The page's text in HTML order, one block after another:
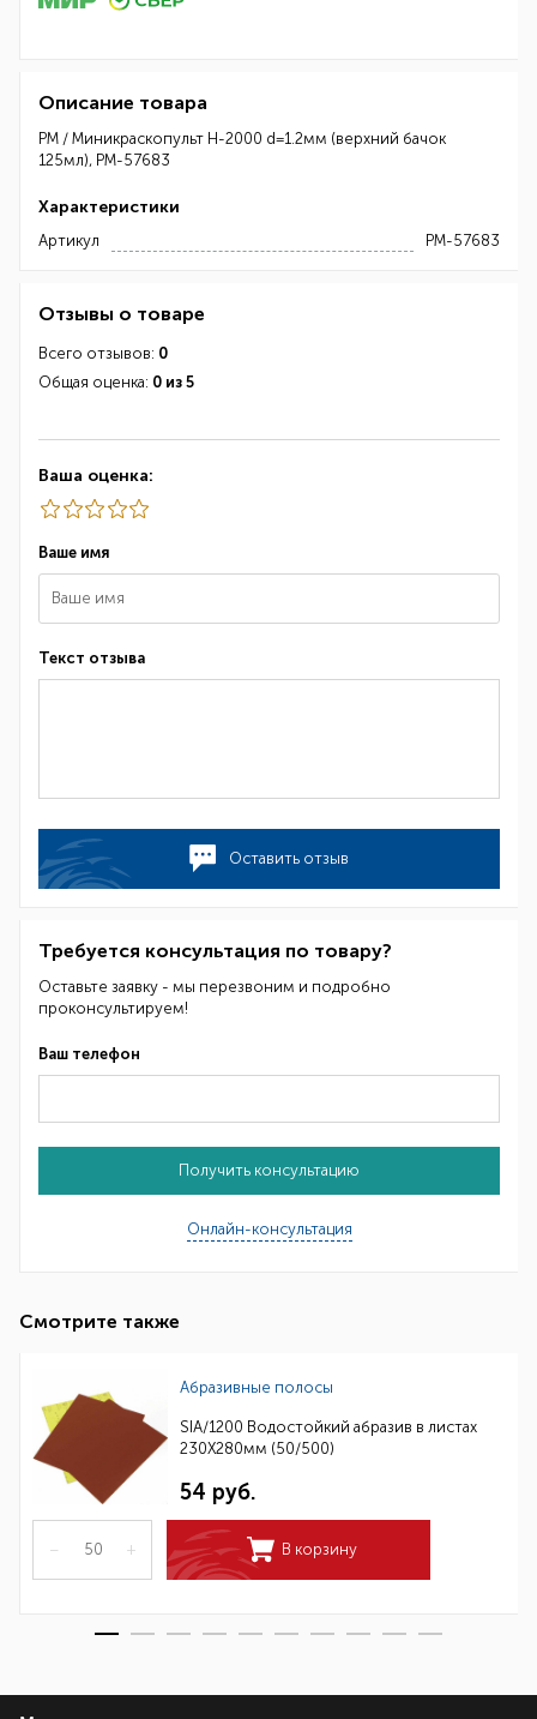
Описание товара
РМ / Миникраскопульт H-2000 d=1.2мм (верхний бачок
125мл), РМ-57683
Характеристики
Артикул РМ-57683
Отзывы о товаре
Всего отзывов: 0
Общая оценка: 0 из 5
Ваша оценка:
Ваше имя
Текст отзыва
Оставить отзыв
Требуется консультация по товару?
Оставьте заявку - мы перезвоним и подробно
проконсультируем!
Ваш телефон
Получить консультацию
Онлайн-консультация
Смотрите также
Абразивные полосы
SIA/1200 Водостойкий абразив в листах
230Х280мм (50/500)
54 руб.
– + В корзину